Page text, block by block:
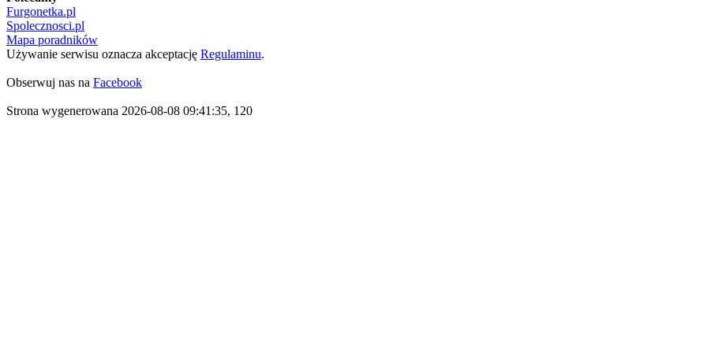
Furgonetka.pl
Spolecznosci.pl
Mapa poradników
Używanie serwisu oznacza akceptację Regulaminu.
Obserwuj nas na Facebook
Strona wygenerowana 2026-08-08 09:41:35, 120